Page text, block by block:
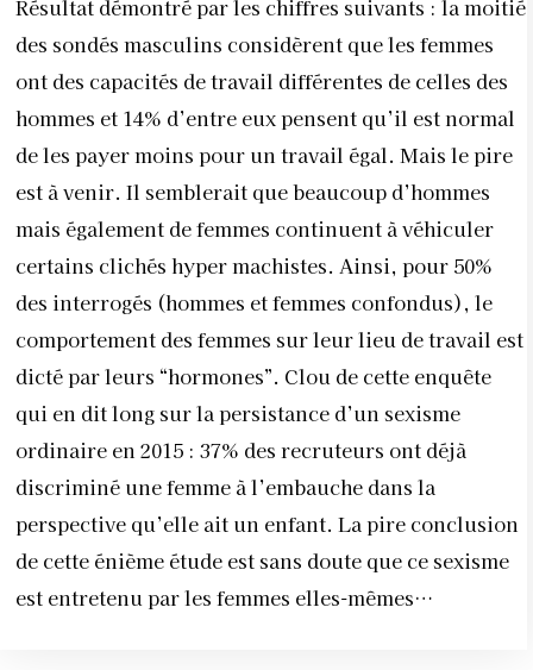
Résultat démontré par les chiffres suivants : la moitié
des sondés masculins considèrent que les femmes
ont des capacités de travail différentes de celles des
hommes et 14% d’entre eux pensent qu’il est normal
de les payer moins pour un travail égal. Mais le pire
est à venir. Il semblerait que beaucoup d’hommes
mais également de femmes continuent à véhiculer
certains clichés hyper machistes. Ainsi, pour 50%
des interrogés (hommes et femmes confondus), le
comportement des femmes sur leur lieu de travail est
dicté par leurs “hormones”. Clou de cette enquête
qui en dit long sur la persistance d’un sexisme
ordinaire en 2015 : 37% des recruteurs ont déjà
discriminé une femme à l’embauche dans la
perspective qu’elle ait un enfant. La pire conclusion
de cette énième étude est sans doute que ce sexisme
est entretenu par les femmes elles-mêmes…